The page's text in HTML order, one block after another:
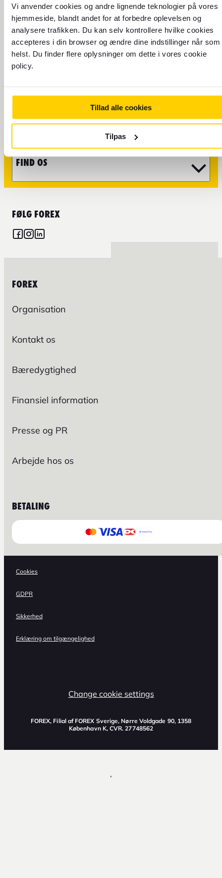
Vi anvender cookies og andre lignende teknologier på vores
hjemmeside, blandt andet for at forbedre oplevelsen og
analysere trafikken. Du kan selv kontrollere hvilke cookies
accepteres i din browser og ændre dine indstillinger når som
helst. Du finder flere oplysninger om dette i vores cookie
policy.
Tillad alle cookies
Tilpas
Send os en e-mail eller
besøg vores
kundeserviceside
Husk at visse forhold såsom spørgsmål om bestilling af
flyrejser og rejseoplevelser, skal tages direkte med vores
FIND OS
FØLG FOREX
FOREX
Organisation
Kontakt os
Bæredygtighed
Finansiel information
Presse og PR
Arbejde hos os
BETALING
Cookies
GDPR
Sikkerhed
Erklæring om tilgængelighed
Change cookie settings
FOREX, Filial af FOREX Sverige, Nørre Voldgade 90, 1358
København K, CVR. 27748562
,